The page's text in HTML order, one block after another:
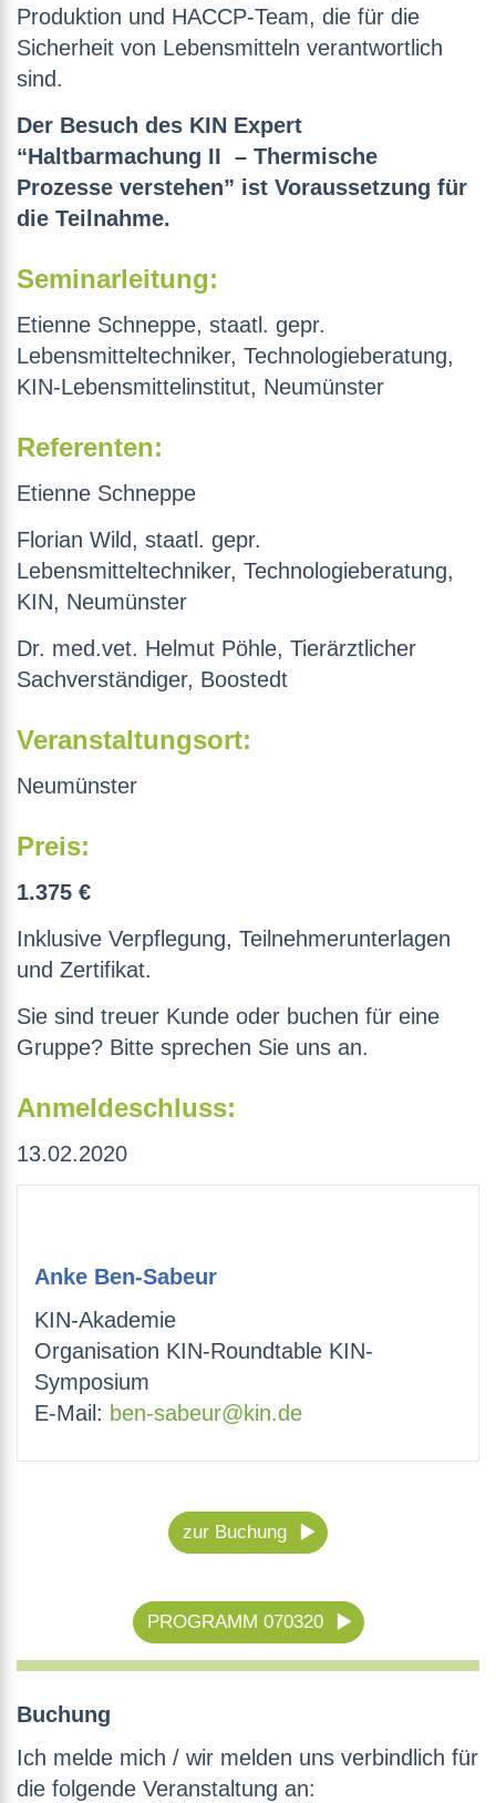
Produktion und HACCP-Team, die für die
Sicherheit von Lebensmitteln verantwortlich
sind.
Der Besuch des KIN Expert
“Haltbarmachung II – Thermische
Prozesse verstehen” ist Voraussetzung für
die Teilnahme.
Seminarleitung:
Etienne Schneppe, staatl. gepr.
Lebensmitteltechniker, Technologieberatung,
KIN-Lebensmittelinstitut, Neumünster
Referenten:
Etienne Schneppe
Florian Wild, staatl. gepr.
Lebensmitteltechniker, Technologieberatung,
KIN, Neumünster
Dr. med.vet. Helmut Pöhle, Tierärztlicher
Sachverständiger, Boostedt
Veranstaltungsort:
Neumünster
Preis:
1.375 €
Inklusive Verpflegung, Teilnehmerunterlagen
und Zertifikat.
Sie sind treuer Kunde oder buchen für eine
Gruppe? Bitte sprechen Sie uns an.
Anmeldeschluss:
13.02.2020
Anke Ben-Sabeur
KIN-Akademie
Organisation KIN-Roundtable KIN-
Symposium
E-Mail: ben-sabeur@kin.de
zur Buchung
PROGRAMM 070320
Buchung
Ich melde mich / wir melden uns verbindlich für
die folgende Veranstaltung an: